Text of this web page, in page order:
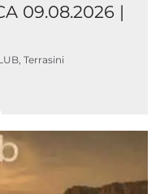
09.08.2026 |
Terrasini